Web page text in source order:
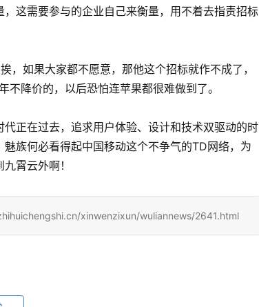
这需要参与的企业自己来衡量，用不着去指责招标
如果大家都不愿意，那他这个招标就作不成了，
降价的，以后恐怕连苹果都很难做到了。
正在过去，追求用户体验、设计和技术双驱动的时
族何必看得起中国移动这个不争气的TD网络，为
霄云外啊！
xinwenzixun/wuliannews/2641.html